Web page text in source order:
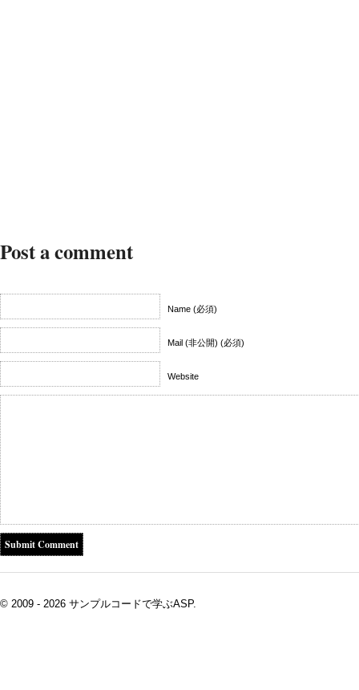
Post a comment
Name (必須)
Mail (非公開) (必須)
Website
© 2009 - 2026 サンプルコードで学ぶASP.